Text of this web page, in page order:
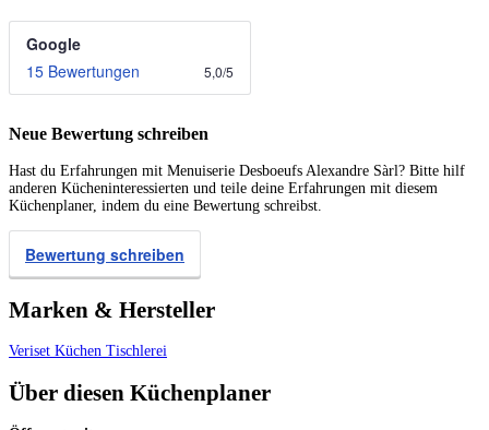
Google
15 Bewertungen
5,0/5
Neue Bewertung schreiben
Hast du Erfahrungen mit Menuiserie Desboeufs Alexandre Sàrl? Bitte hilf
anderen Kücheninteressierten und teile deine Erfahrungen mit diesem
Küchenplaner, indem du eine Bewertung schreibst.
Bewertung schreiben
Marken & Hersteller
Veriset Küchen Tischlerei
Über diesen Küchenplaner